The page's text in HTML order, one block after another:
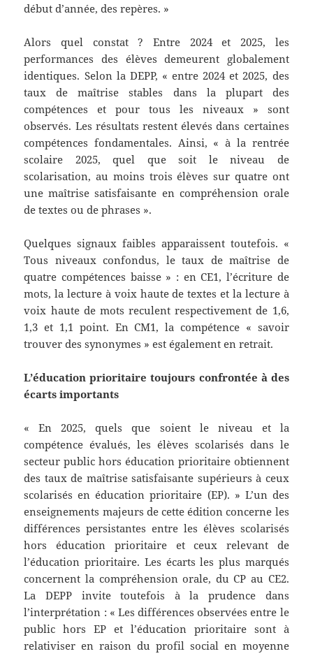
début d’année, des repères. »
Alors quel constat ? Entre 2024 et 2025, les
performances des élèves demeurent globalement
identiques. Selon la DEPP, « entre 2024 et 2025, des
taux de maîtrise stables dans la plupart des
compétences et pour tous les niveaux » sont
observés. Les résultats restent élevés dans certaines
compétences fondamentales. Ainsi, « à la rentrée
scolaire 2025, quel que soit le niveau de
scolarisation, au moins trois élèves sur quatre ont
une maîtrise satisfaisante en compréhension orale
de textes ou de phrases ».
Quelques signaux faibles apparaissent toutefois. «
Tous niveaux confondus, le taux de maîtrise de
quatre compétences baisse » : en CE1, l’écriture de
mots, la lecture à voix haute de textes et la lecture à
voix haute de mots reculent respectivement de 1,6,
1,3 et 1,1 point. En CM1, la compétence « savoir
trouver des synonymes » est également en retrait.
L’éducation prioritaire toujours confrontée à des
écarts importants
« En 2025, quels que soient le niveau et la
compétence évalués, les élèves scolarisés dans le
secteur public hors éducation prioritaire obtiennent
des taux de maîtrise satisfaisante supérieurs à ceux
scolarisés en éducation prioritaire (EP). » L’un des
enseignements majeurs de cette édition concerne les
différences persistantes entre les élèves scolarisés
hors éducation prioritaire et ceux relevant de
l’éducation prioritaire. Les écarts les plus marqués
concernent la compréhension orale, du CP au CE2.
La DEPP invite toutefois à la prudence dans
l’interprétation : « Les différences observées entre le
public hors EP et l’éducation prioritaire sont à
relativiser en raison du profil social en moyenne